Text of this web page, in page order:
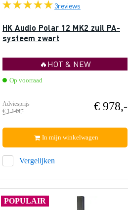
3reviews
HK Audio Polar 12 MK2 zuil PA-
systeem zwart
🔥HOT & NEW
Op voorraad
Adviesprijs
€ 1.149,-
€ 978,-
Vergelijken
In mijn winkelwagen
POPULAIR